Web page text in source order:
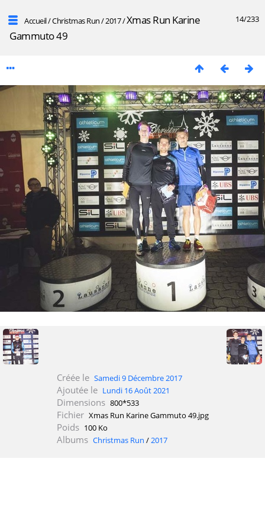
14/233
Accueil/Christmas Run/2017/Xmas Run Karine
Gammuto 49
Créée le Samedi 9 Décembre 2017
Ajoutée le Lundi 16 Août 2021
Dimensions 800*533
Fichier Xmas Run Karine Gammuto 49.jpg
Poids 100 Ko
Albums Christmas Run /2017